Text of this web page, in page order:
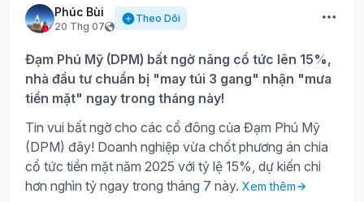
Phúc Bùi
20 Thg 07
Theo Dõi
Đạm Phú Mỹ (DPM) bất ngờ nâng cổ tức lên 15%,
nhà đầu tư chuẩn bị "may túi 3 gang" nhận "mưa
tiền mặt" ngay trong tháng này!
Tin vui bất ngờ cho các cổ đông của Đạm Phú Mỹ
(DPM) đây! Doanh nghiệp vừa chốt phương án chia
cổ tức tiền mặt năm 2025 với tỷ lệ 15%, dự kiến chi
hơn nghìn tỷ ngay trong tháng 7 này. Xem thêm